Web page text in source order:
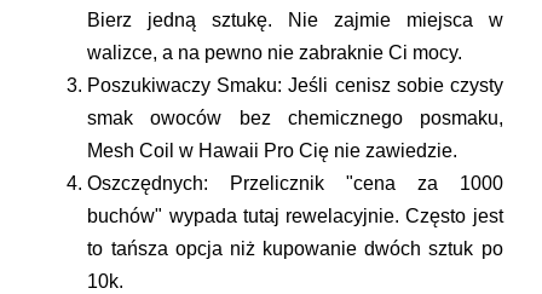
Bierz jedną sztukę. Nie zajmie miejsca w
walizce, a na pewno nie zabraknie Ci mocy.
Poszukiwaczy Smaku: Jeśli cenisz sobie czysty
smak owoców bez chemicznego posmaku,
Mesh Coil w Hawaii Pro Cię nie zawiedzie.
Oszczędnych: Przelicznik "cena za 1000
buchów" wypada tutaj rewelacyjnie. Często jest
to tańsza opcja niż kupowanie dwóch sztuk po
10k.